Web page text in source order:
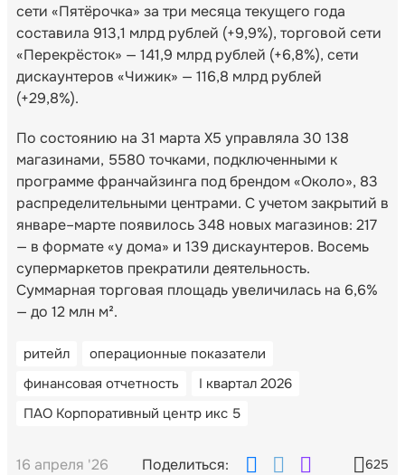
сети «Пятёрочка» за три месяца текущего года
составила 913,1 млрд рублей (+9,9%), торговой сети
«Перекрёсток» — 141,9 млрд рублей (+6,8%), сети
дискаунтеров «Чижик» — 116,8 млрд рублей
(+29,8%).
По состоянию на 31 марта X5 управляла 30 138
магазинами, 5580 точками, подключенными к
программе франчайзинга под брендом «Около», 83
распределительными центрами. С учетом закрытий в
январе–марте появилось 348 новых магазинов: 217
— в формате «у дома» и 139 дискаунтеров. Восемь
супермаркетов прекратили деятельность.
Суммарная торговая площадь увеличилась на 6,6%
— до 12 млн м².
ритейл
операционные показатели
финансовая отчетность
I квартал 2026
ПАО Корпоративный центр икс 5
16 апреля '26 Поделиться: 625